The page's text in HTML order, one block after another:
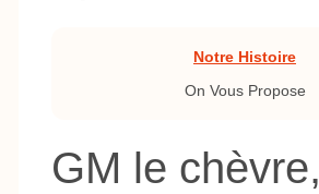
Notre Histoire
On Vous Propose
GM le chèvre,